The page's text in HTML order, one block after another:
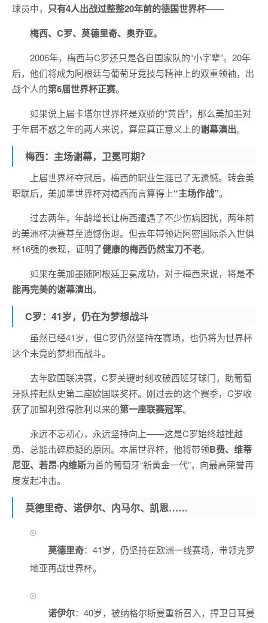
球员中， 只有4人出战过整整20年前的德国世界杯——
梅西、C罗、莫德里奇、奥乔亚。
2006年，梅西与C罗还只是各自国家队的“小字辈”。20年
后，他们将成为阿根廷与葡萄牙竞技与精神上的双重领袖，出
战个人的第6届世界杯正赛。
如果说上届卡塔尔世界杯是双骄的“黄昏”，那么美加墨对
于年届不惑之年的两人来说，算是真正意义上的谢幕演出。
梅西：主场谢幕，卫冕可期？
上届世界杯夺冠后，梅西的职业生涯已了无遗憾。转会美
职联后，美加墨世界杯对梅西而言算得上“主场作战”。
过去两年，年龄增长让梅西遭遇了不少伤病困扰，两年前
的美洲杯决赛甚至遗憾伤退。但去年带领迈阿密国际杀入世俱
杯16强的表现，证明了健康的梅西仍然宝刀不老。
如果在美加墨随阿根廷卫冕成功，对于梅西来说，将是不
能再完美的谢幕演出。
C罗：41岁，仍在为梦想战斗
虽然已经41岁，但C罗仍然坚持在赛场，也仍将为世界杯
这个未竟的梦想而战斗。
去年欧国联决赛，C罗关键时刻攻破西班牙球门，助葡萄
牙队捧起队史第二座欧国联奖杯。刚过去的这个赛季，C罗收
获了加盟利雅得胜利以来的第一座联赛冠军。
永远不忘初心，永远坚持向上——这是C罗始终越挫越
勇、总能击碎质疑的原因。本届世界杯，他将带领B费、维蒂
尼亚、若昂·内维斯为首的葡萄牙“新黄金一代”，向最高荣誉再
度发起冲击。
莫德里奇、诺伊尔、内马尔、凯恩……
莫德里奇：41岁，仍坚持在欧洲一线赛场，带领克罗
地亚再战世界杯。
诺伊尔：40岁，被纳格尔斯曼重新召入，捍卫日耳曼